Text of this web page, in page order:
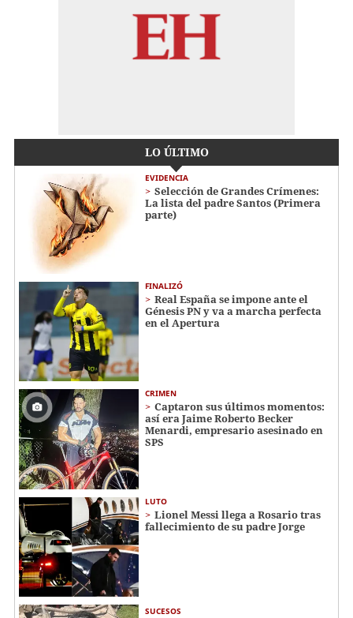
LO ÚLTIMO
EVIDENCIA
Selección de Grandes Crímenes:
La lista del padre Santos (Primera
parte)
FINALIZÓ
Real España se impone ante el
Génesis PN y va a marcha perfecta
en el Apertura
CRIMEN
Captaron sus últimos momentos:
así era Jaime Roberto Becker
Menardi​​​, empresario asesinado en
SPS
LUTO
Lionel Messi llega a Rosario tras
fallecimiento de su padre Jorge
SUCESOS